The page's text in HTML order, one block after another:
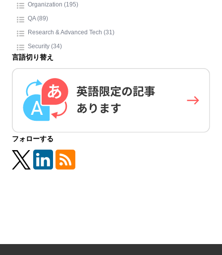
Organization (195)
QA (89)
Research & Advanced Tech (31)
Security (34)
言語切り替え
フォローする